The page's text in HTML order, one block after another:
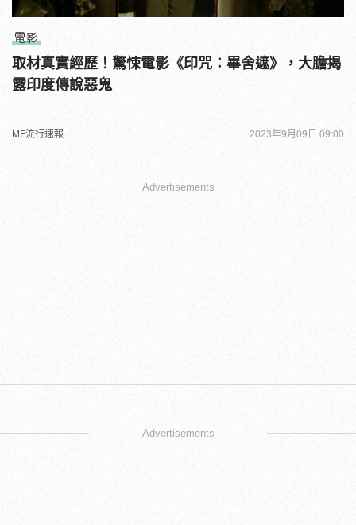
電影
取材真實經歷！驚悚電影《印咒：畢舍遮》，大膽揭
露印度傳說惡鬼
MF流行速報 2023年9月09日 09:00
Advertisements
Advertisements